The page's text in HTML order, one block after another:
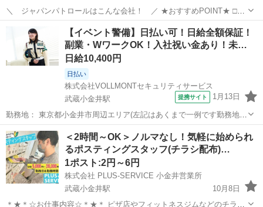
＼ ジャパンパトロールはこんな会社！ ／ ★おすすめPOINT★ □日
給全額保証 現場により勤務が早く終了しても安心の1勤務扱い♪ 日給は
勿論フルで支給されます！ □働きやすいシフトが組めます！ 1週間の
勤務日数は1日～...
小金井市 武蔵小金井駅 警備員
【イベント警備】日払い可！日給全額保証！
副業・WワークOK！入社祝い金あり！未…
日給10,400円
日払い
株式会社VOLLMONTセキュリティサービス
武蔵小金井駅
提携サイト 1月13日
勤務地： 東京都小金井市周辺エリア(左記はあくまで一例です勤務地多
数あり) 武蔵小金井駅 徒歩5分 ／ 東小金井駅 徒歩5分 ／ 新小金井駅
徒歩5分 週勤務日時： 週1日~ 09:00〜18:00／20:00〜05:0...
東京 小金井市 武蔵小金井駅 警備員
＜2時間～OK＞ノルマなし！気軽に始められ
るポスティングスタッフ(チラシ配布)…
1ポスト:2円～6円
株式会社 PLUS-SERVICE 小金井営業所
武蔵小金井駅
10月8日
＊★＊☆お仕事内容☆＊★＊ ピザ店やフィットネスジムなどのチラシ